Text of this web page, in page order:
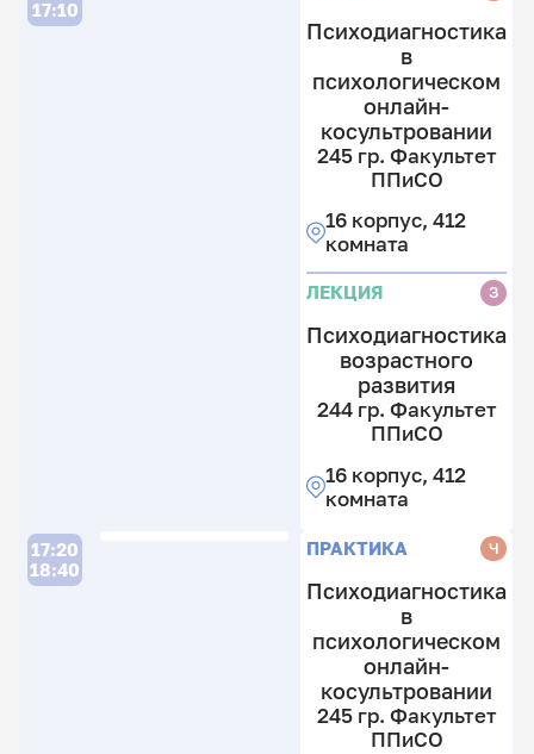
17:10
Психодиагностика
в
психологическом
онлайн-
косультровании
245 гр. Факультет
ППиСО
16 корпус, 412
комната
ЛЕКЦИЯ З
Психодиагностика
возрастного
развития
244 гр. Факультет
ППиСО
16 корпус, 412
комната
17:20
18:40
ПРАКТИКА Ч
Психодиагностика
в
психологическом
онлайн-
косультровании
245 гр. Факультет
ППиСО